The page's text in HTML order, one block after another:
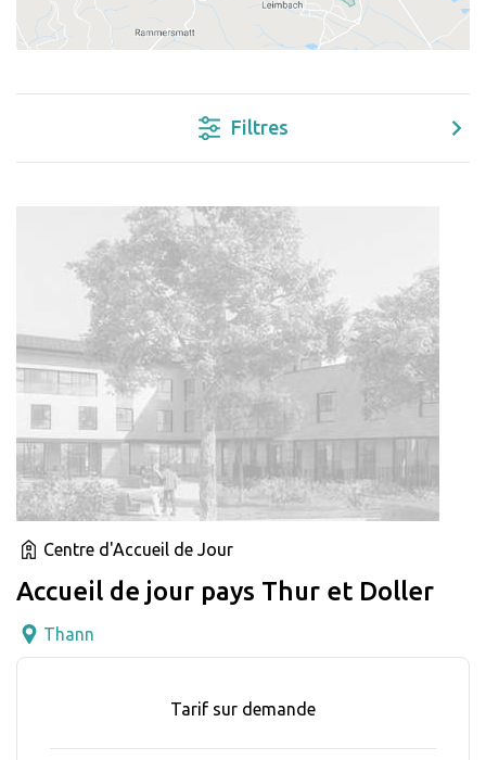
Filtres
Centre d'Accueil de Jour
Accueil de jour pays Thur et Doller
Thann
Tarif sur demande